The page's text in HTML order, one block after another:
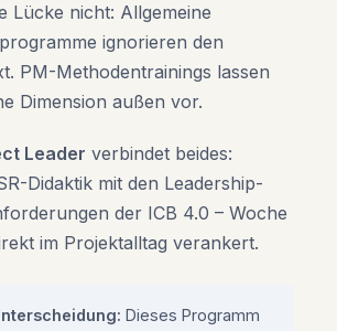
Lücke nicht: Allgemeine
ignorieren den
PM-Methodentrainings lassen
Dimension außen vor.
Leader verbindet beides:
Didaktik mit den Leadership-
der ICB 4.0 – Woche
im Projektalltag verankert.
Dieses Programm